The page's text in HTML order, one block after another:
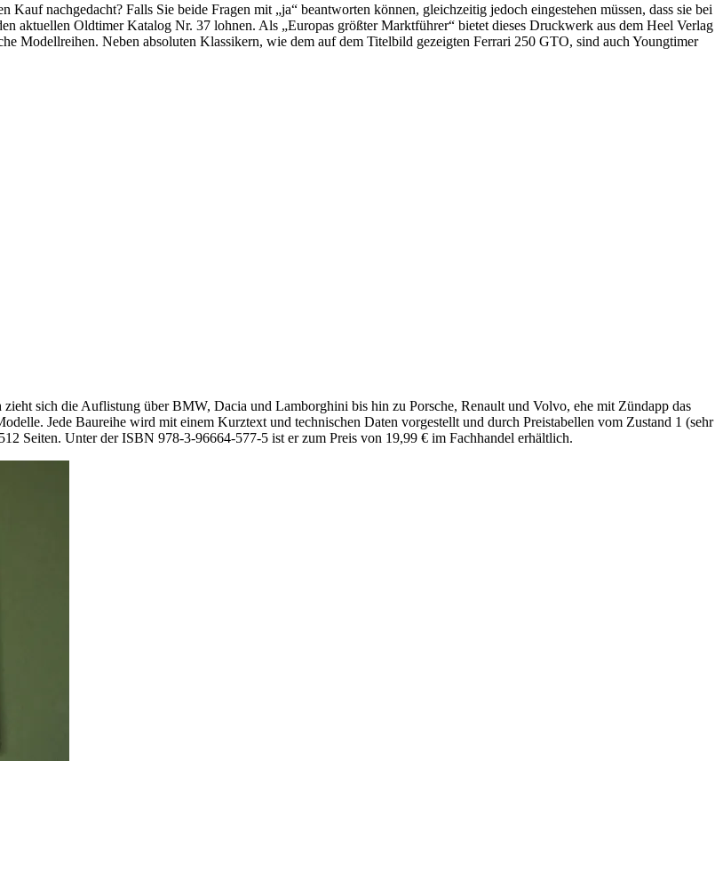
nachgedacht? Falls Sie beide Fragen mit „ja“ beantworten können, gleichzeitig jedoch eingestehen müssen, dass sie bei
aktuellen Oldtimer Katalog Nr. 37 lohnen. Als „Europas größter Marktführer“ bietet dieses Druckwerk aus dem Heel Verlag
Modellreihen. Neben absoluten Klassikern, wie dem auf dem Titelbild gezeigten Ferrari 250 GTO, sind auch Youngtimer
sich die Auflistung über BMW, Dacia und Lamborghini bis hin zu Porsche, Renault und Volvo, ehe mit Zündapp das
Jede Baureihe wird mit einem Kurztext und technischen Daten vorgestellt und durch Preistabellen vom Zustand 1 (sehr
Seiten. Unter der ISBN 978-3-96664-577-5 ist er zum Preis von 19,99 € im Fachhandel erhältlich.